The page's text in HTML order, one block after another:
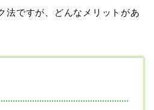
法ですが、どんなメリットがあ